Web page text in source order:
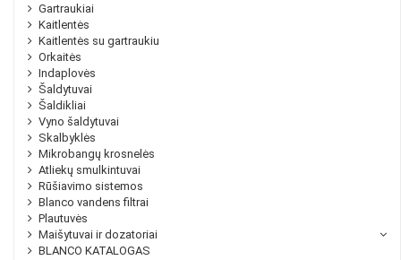
Gartraukiai
Kaitlentės
Kaitlentės su gartraukiu
Orkaitės
Indaplovės
Šaldytuvai
Šaldikliai
Vyno šaldytuvai
Skalbyklės
Mikrobangų krosnelės
Atliekų smulkintuvai
Rūšiavimo sistemos
Blanco vandens filtrai
Plautuvės
Maišytuvai ir dozatoriai
BLANCO KATALOGAS